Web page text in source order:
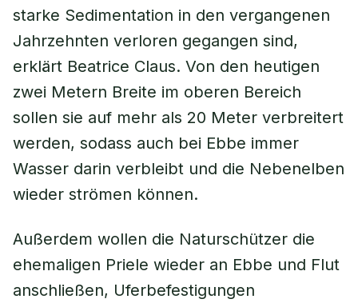
starke Sedimentation in den vergangenen
Jahrzehnten verloren gegangen sind,
erklärt Beatrice Claus. Von den heutigen
zwei Metern Breite im oberen Bereich
sollen sie auf mehr als 20 Meter verbreitert
werden, sodass auch bei Ebbe immer
Wasser darin verbleibt und die Nebenelben
wieder strömen können.
Außerdem wollen die Naturschützer die
ehemaligen Priele wieder an Ebbe und Flut
anschließen, Uferbefestigungen